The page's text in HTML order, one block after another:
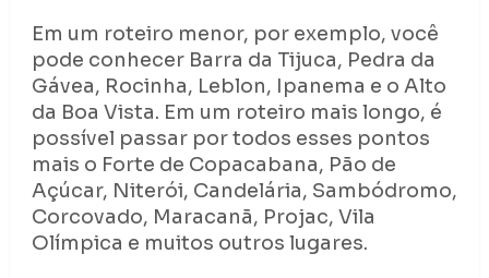
Em um roteiro menor, por exemplo, você
pode conhecer Barra da Tijuca, Pedra da
Gávea, Rocinha, Leblon, Ipanema e o Alto
da Boa Vista. Em um roteiro mais longo, é
possível passar por todos esses pontos
mais o Forte de Copacabana, Pão de
Açúcar, Niterói, Candelária, Sambódromo,
Corcovado, Maracanã, Projac, Vila
Olímpica e muitos outros lugares.